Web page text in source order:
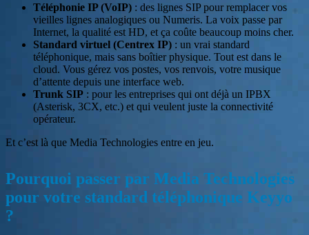
Téléphonie IP (VoIP) : des lignes SIP pour remplacer vos
vieilles lignes analogiques ou Numeris. La voix passe par
Internet, la qualité est HD, et ça coûte beaucoup moins cher.
Standard virtuel (Centrex IP) : un vrai standard
téléphonique, mais sans boîtier physique. Tout est dans le
cloud. Vous gérez vos postes, vos renvois, votre musique
d’attente depuis une interface web.
Trunk SIP : pour les entreprises qui ont déjà un IPBX
(Asterisk, 3CX, etc.) et qui veulent juste la connectivité
opérateur.
Et c’est là que Media Technologies entre en jeu.
Pourquoi passer par Media Technologies
pour votre standard téléphonique Keyyo
?